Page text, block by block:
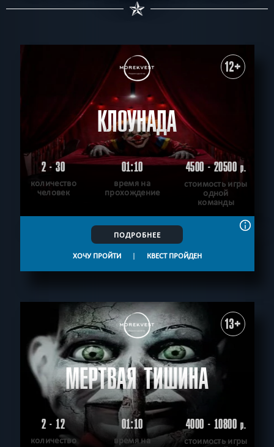
12+
КЛОУНАДА
2 - 30
количество
человек
01:10
время на
прохождение
4500 - 20500р.
стоимость игры
одной
команды
ПОДРОБНЕЕ
ХОЧУ ПРОЙТИ | КВЕСТ ПРОЙДЕН
13+
МЕРТВАЯ ТИШИНА
2 - 12
количество
01:10
время на
4000 - 10800р.
стоимость игры